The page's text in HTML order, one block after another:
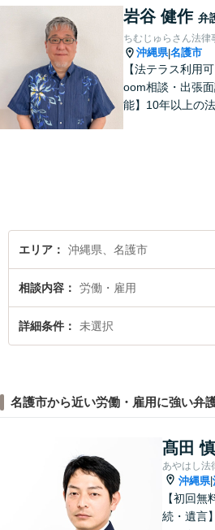
い！
岩谷 健作 弁
ちむじゅらさん法律
沖縄県|名護市
【法テラス利用
oom相談・出張
能】10年以上の法
名護市】
エリア 沖縄県、名護市
相談内容 労働・雇用
詳細条件 未選択
名護市から近い労働・雇用に強い弁
髙田
あやはし法
沖縄県|
【初回
続・遺言